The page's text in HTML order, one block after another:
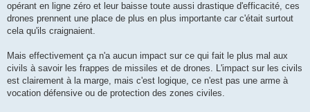
opérant en ligne zéro et leur baisse toute aussi drastique d'efficacité, ces
drones prennent une place de plus en plus importante car c'était surtout
cela qu'ils craignaient.
Mais effectivement ça n'a aucun impact sur ce qui fait le plus mal aux
civils à savoir les frappes de missiles et de drones. L'impact sur les civils
est clairement à la marge, mais c'est logique, ce n'est pas une arme à
vocation défensive ou de protection des zones civiles.